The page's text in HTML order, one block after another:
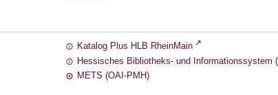
Katalog Plus HLB RheinMain
Hessisches Bibliotheks- und Informationssystem
METS (OAI-PMH)